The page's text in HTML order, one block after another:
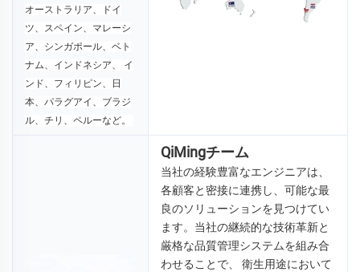
オーストラリア、ドイ
ツ、スペイン、マレーシ
ア、シンガポール、ベト
ナム、インドネシア、 イ
ンド、フィリピン、日
本、パラグアイ、ブラジ
ル、チリ、ペルーなど。
QiMingチーム
当社の経験豊富なエンジニアは、
各顧客と密接に連携し、可能な最
良のソリューションを見つけてい
ます。当社の継続的な技術革新と
厳格な品質管理システムを組み合
わせることで、 衛生用途において